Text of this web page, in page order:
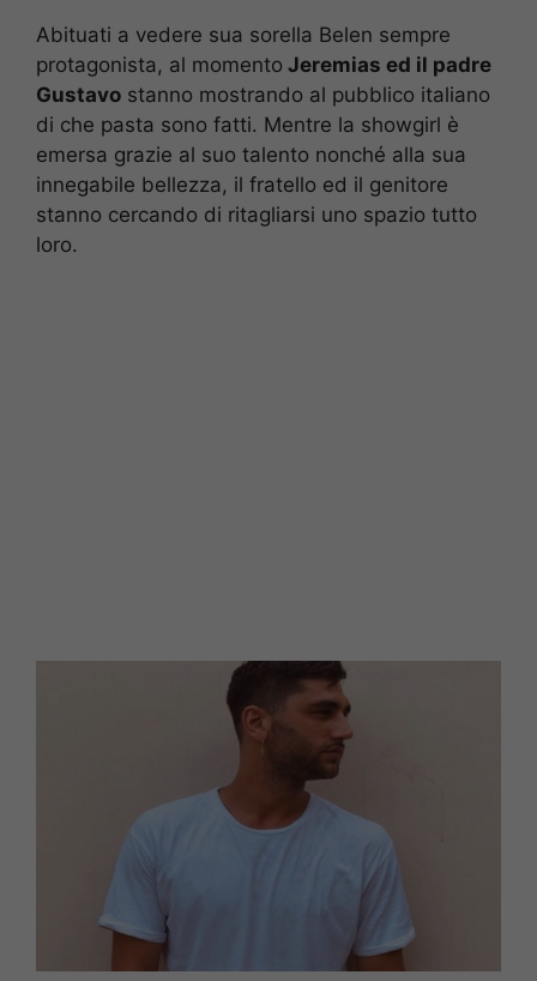
Abituati a vedere sua sorella Belen sempre
protagonista, al momento Jeremias ed il padre
Gustavo stanno mostrando al pubblico italiano
di che pasta sono fatti. Mentre la showgirl è
emersa grazie al suo talento nonché alla sua
innegabile bellezza, il fratello ed il genitore
stanno cercando di ritagliarsi uno spazio tutto
loro.